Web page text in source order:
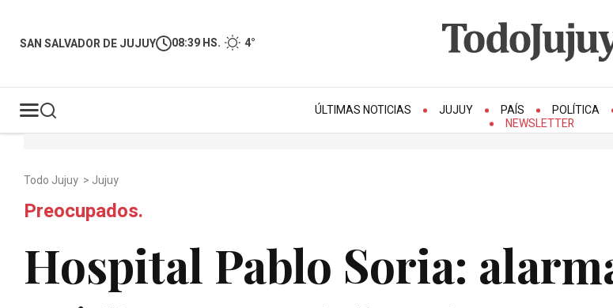
SAN SALVADOR DE JUJUY 08:39 HS. 4°
ÚLTIMAS NOTICIAS JUJUY PAÍS POLÍTICA
NEWSLETTER
Todo Jujuy > Jujuy
Preocupados.
Hospital Pablo Soria: